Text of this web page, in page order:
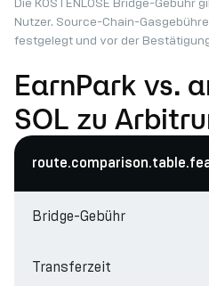
Die KOSTENLOSE Bridge-
Nutzer. Source-Chain-
festgelegt und vor der
EarnPark vs.
SOL zu
Bridge-Gebühr
Transferzeit